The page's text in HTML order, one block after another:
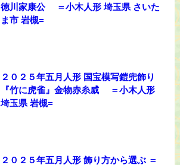
徳川家康公 ＝小木人形 埼玉県 さいた
ま市 岩槻=
２０２５年五月人形 国宝模写鎧兜飾り
『竹に虎雀』金物赤糸威 ＝小木人形
埼玉県 岩槻=
２０２５年五月人形 飾り方から選ぶ ＝